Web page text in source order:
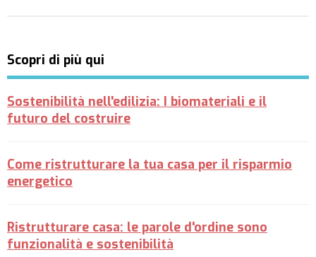
Scopri di più qui
Sostenibilità nell'edilizia: I biomateriali e il
futuro del costruire
Come ristrutturare la tua casa per il risparmio
energetico
Ristrutturare casa: le parole d'ordine sono
funzionalità e sostenibilità